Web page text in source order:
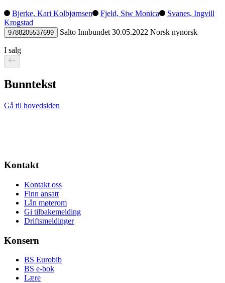
Bjerke, Kari Kolbjørnsen Fjeld, Siw Monica
Svanes, Ingvill
Krogstad
9788205537699 Salto Innbundet 30.05.2022 Norsk nynorsk
I salg
Bunntekst
Gå til hovedsiden
Kontakt
Kontakt oss
Finn ansatt
Lån møterom
Gi tilbakemelding
Driftsmeldinger
Konsern
BS Eurobib
BS e-bok
Lære